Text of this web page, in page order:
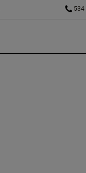
534